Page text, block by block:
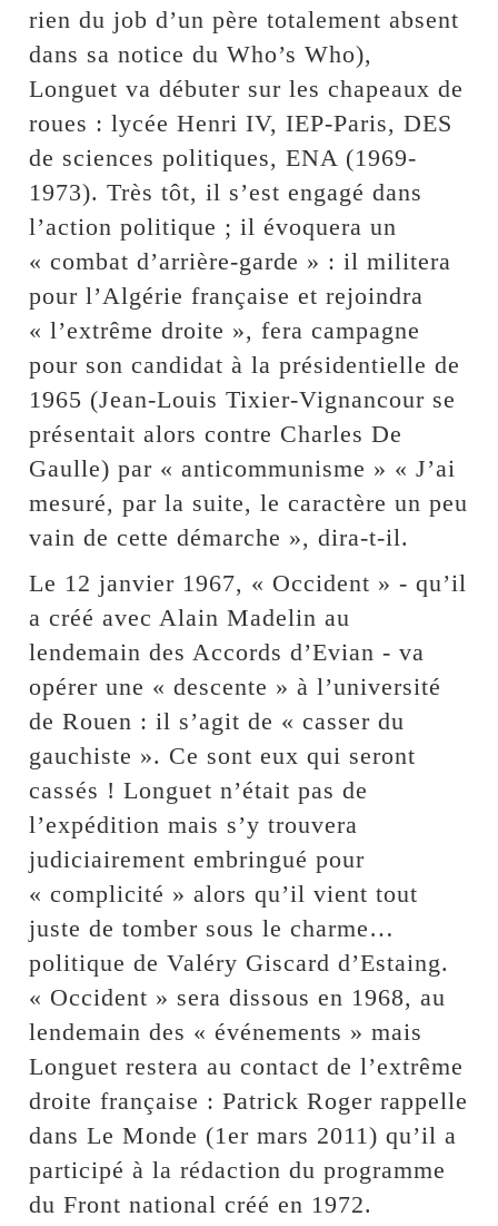
rien du job d’un père totalement absent
dans sa notice du Who’s Who),
Longuet va débuter sur les chapeaux de
roues : lycée Henri IV, IEP-Paris, DES
de sciences politiques, ENA (1969-
1973). Très tôt, il s’est engagé dans
l’action politique ; il évoquera un
« combat d’arrière-garde » : il militera
pour l’Algérie française et rejoindra
« l’extrême droite », fera campagne
pour son candidat à la présidentielle de
1965 (Jean-Louis Tixier-Vignancour se
présentait alors contre Charles De
Gaulle) par « anticommunisme » « J’ai
mesuré, par la suite, le caractère un peu
vain de cette démarche », dira-t-il.
Le 12 janvier 1967, « Occident » - qu’il
a créé avec Alain Madelin au
lendemain des Accords d’Evian - va
opérer une « descente » à l’université
de Rouen : il s’agit de « casser du
gauchiste ». Ce sont eux qui seront
cassés ! Longuet n’était pas de
l’expédition mais s’y trouvera
judiciairement embringué pour
« complicité » alors qu’il vient tout
juste de tomber sous le charme…
politique de Valéry Giscard d’Estaing.
« Occident » sera dissous en 1968, au
lendemain des « événements » mais
Longuet restera au contact de l’extrême
droite française : Patrick Roger rappelle
dans Le Monde (1er mars 2011) qu’il a
participé à la rédaction du programme
du Front national créé en 1972.